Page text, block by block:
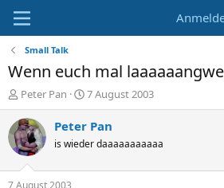
Small Talk
Wenn euch mal
E
r
s
t
e
Peter Pan
E
r
s
e
7 August 2003
Peter Pan
is wieder daaaaaaaaaaa
7 August 2003